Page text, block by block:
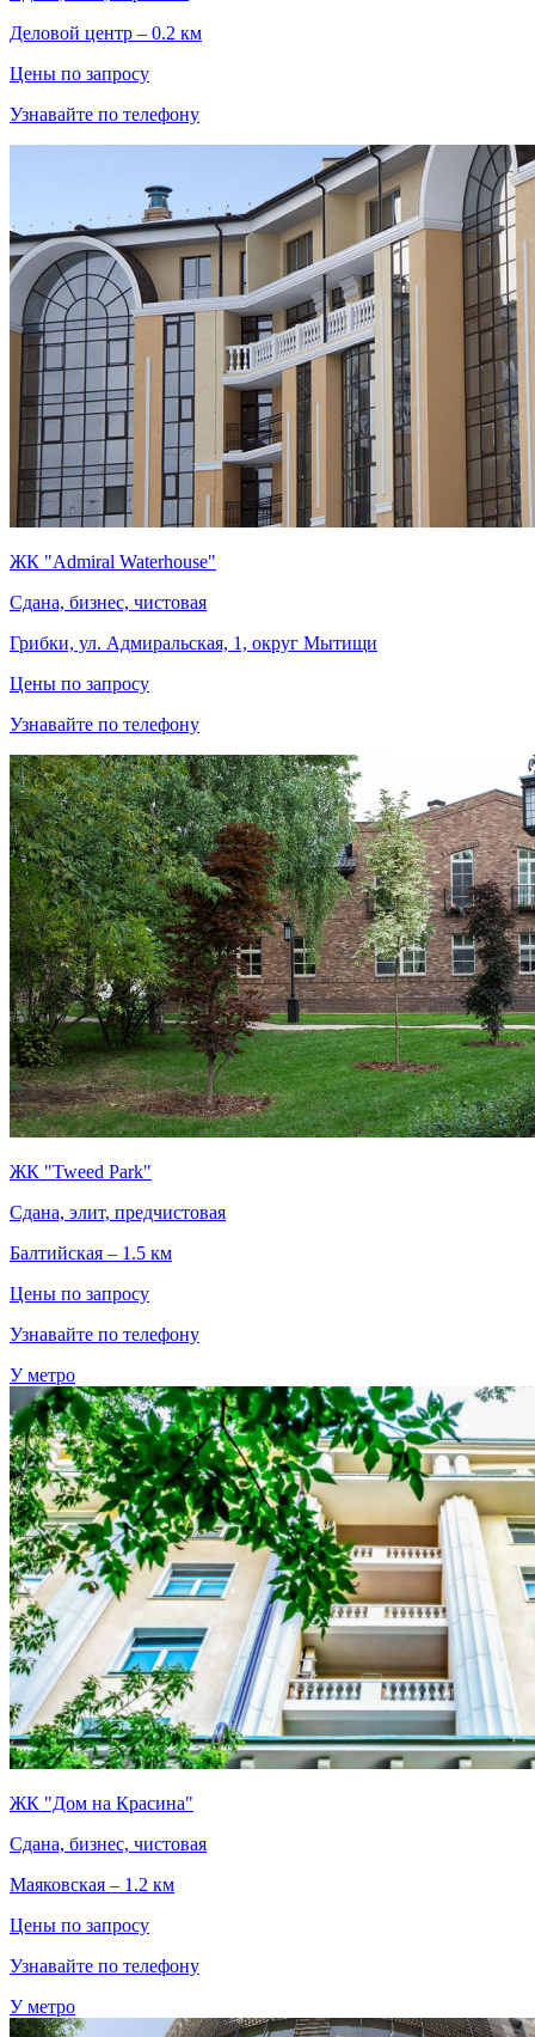
Деловой центр – 0.2 км
Цены по запросу
Узнавайте по телефону
ЖК "Admiral Waterhouse"
Сдана, бизнес, чистовая
Грибки, ул. Адмиральская, 1, округ Мытищи
Цены по запросу
Узнавайте по телефону
ЖК "Tweed Park"
Сдана, элит, предчистовая
Балтийская – 1.5 км
Цены по запросу
Узнавайте по телефону
У метро
ЖК "Дом на Красина"
Сдана, бизнес, чистовая
Маяковская – 1.2 км
Цены по запросу
Узнавайте по телефону
У метро